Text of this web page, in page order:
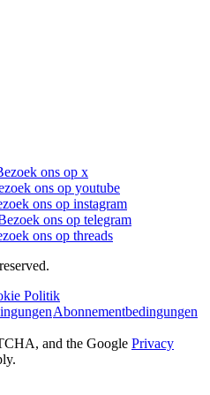
ons op x
ons op youtube
ons op instagram
ons op telegram
ons op threads
Politik
Abonnementbedingungen
and the Google Privacy